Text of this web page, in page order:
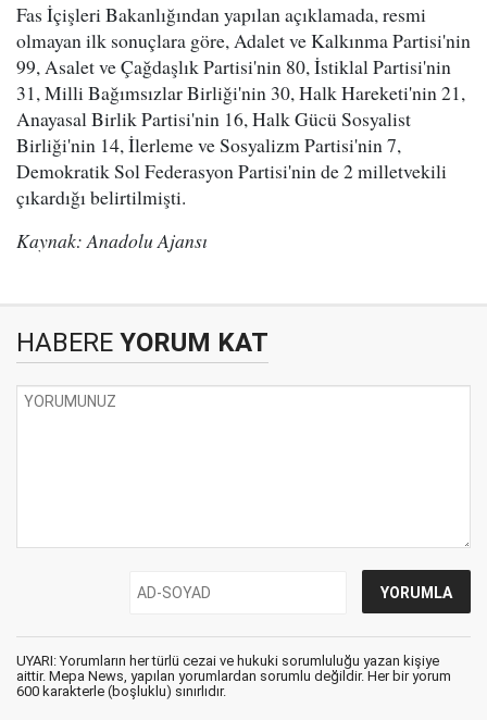
Fas İçişleri Bakanlığından yapılan açıklamada, resmi
olmayan ilk sonuçlara göre, Adalet ve Kalkınma Partisi'nin
99, Asalet ve Çağdaşlık Partisi'nin 80, İstiklal Partisi'nin
31, Milli Bağımsızlar Birliği'nin 30, Halk Hareketi'nin 21,
Anayasal Birlik Partisi'nin 16, Halk Gücü Sosyalist
Birliği'nin 14, İlerleme ve Sosyalizm Partisi'nin 7,
Demokratik Sol Federasyon Partisi'nin de 2 milletvekili
çıkardığı belirtilmişti.
Kaynak: Anadolu Ajansı
HABERE YORUM KAT
UYARI: Yorumların her türlü cezai ve hukuki sorumluluğu yazan kişiye
aittir. Mepa News, yapılan yorumlardan sorumlu değildir. Her bir yorum
600 karakterle (boşluklu) sınırlıdır.